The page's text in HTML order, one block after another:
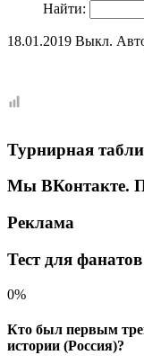
Найти:
18.01.2019 Выкл.
Турнирная
Мы ВКонтакте.
Реклама
Тест для
0%
Кто был первым
истории (Россия)?